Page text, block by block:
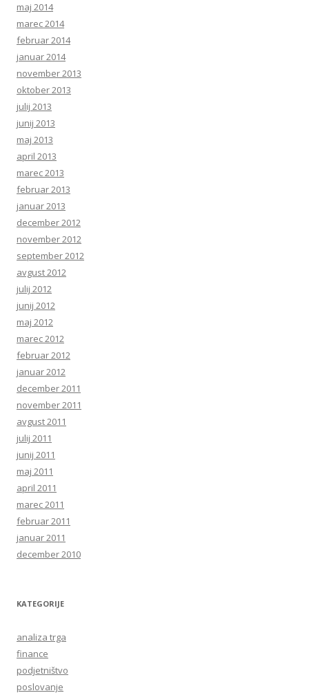
maj 2014
marec 2014
februar 2014
januar 2014
november 2013
oktober 2013
julij 2013
junij 2013
maj 2013
april 2013
marec 2013
februar 2013
januar 2013
december 2012
november 2012
september 2012
avgust 2012
julij 2012
junij 2012
maj 2012
marec 2012
februar 2012
januar 2012
december 2011
november 2011
avgust 2011
julij 2011
junij 2011
maj 2011
april 2011
marec 2011
februar 2011
januar 2011
december 2010
KATEGORIJE
analiza trga
finance
podjetništvo
poslovanje